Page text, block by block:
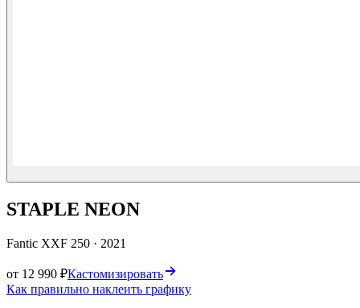
STAPLE NEON
Fantic XXF 250 · 2021
от 12 990 ₽Кастомизировать
Как правильно наклеить графику